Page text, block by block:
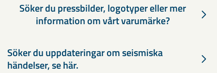
Söker du pressbilder, logotyper eller mer
information om vårt varumärke?
Söker du uppdateringar om seismiska
händelser, se här.